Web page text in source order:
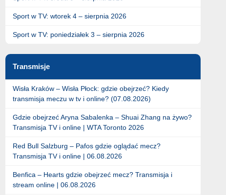
Sport w TV: wtorek 4 – sierpnia 2026
Sport w TV: poniedziałek 3 – sierpnia 2026
Transmisje
Wisła Kraków – Wisła Płock: gdzie obejrzeć? Kiedy
transmisja meczu w tv i online? (07.08.2026)
Gdzie obejrzeć Aryna Sabalenka – Shuai Zhang na żywo?
Transmisja TV i online | WTA Toronto 2026
Red Bull Salzburg – Pafos gdzie oglądać mecz?
Transmisja TV i online | 06.08.2026
Benfica – Hearts gdzie obejrzeć mecz? Transmisja i
stream online | 06.08.2026